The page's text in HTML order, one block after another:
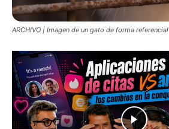
ARCHIVO | Imagen de un gato de forma referencial